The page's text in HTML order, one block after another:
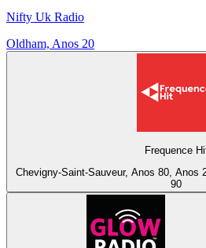
Nifty Uk Radio
Oldham, Anos 20
Frequence
Chevigny-Saint-Sauveur, Anos 80, Anos
90